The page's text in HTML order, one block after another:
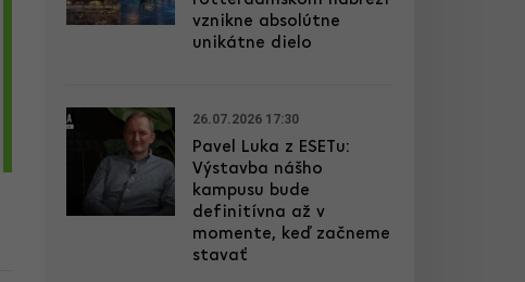
vznikne absolútne
unikátne dielo
26.07.2026 17:30
Pavel Luka z ESETu:
Výstavba nášho
kampusu bude
definitívna až v
momente, keď začneme
stavať